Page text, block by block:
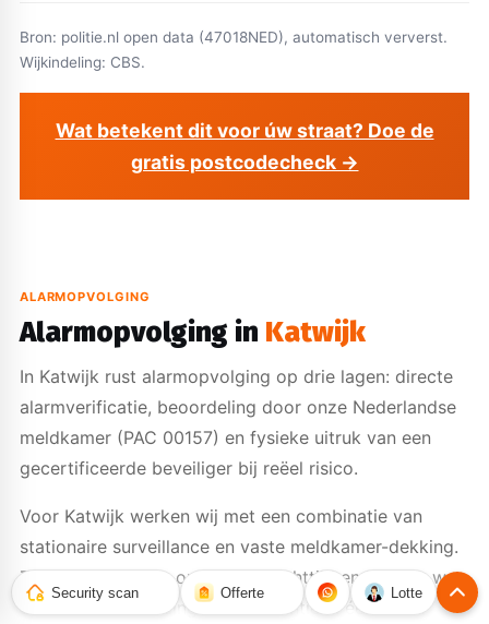
Bron: politie.nl open data (47018NED), automatisch ververst.
Wijkindeling: CBS.
Wat betekent dit voor úw straat? Doe de
gratis postcodecheck →
ALARMOPVOLGING
Alarmopvolging in Katwijk
In Katwijk rust alarmopvolging op drie lagen: directe
alarmverificatie, beoordeling door onze Nederlandse
meldkamer (PAC 00157) en fysieke uitruk van een
gecertificeerde beveiliger bij reëel risico.
Voor Katwijk werken wij met een combinatie van
stationaire surveillance en vaste meldkamer-dekking.
Zo voorkomen we onnodige wachttijd en houden we
de keten van melding tot interventie in één hand.
Security scan Offerte Lotte